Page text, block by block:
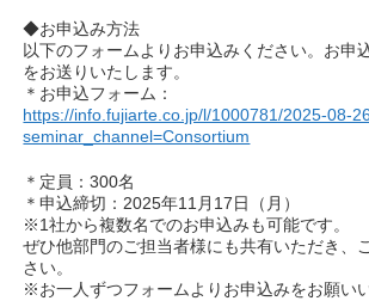
◆お申込み方法
以下のフォームよりお申込みください。お申
をお送りいたします。
＊お申込フォーム：
https://info.fujiarte.co.jp/l/1000781/2025-08-
seminar_channel=Consortium
＊定員：300名
＊申込締切：2025年11月17日（月）
※1社から複数名でのお申込みも可能です。
ぜひ他部門のご担当者様にも共有いただき、
さい。
※お一人ずつフォームよりお申込みをお願い